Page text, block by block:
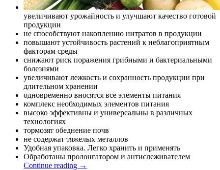
увеличивают урожайность и улучшают качество готовой
продукции
не способствуют накоплению нитратов в продукции
повышают устойчивость растений к неблагоприятным
факторам среды
снижают риск поражения грибными и бактериальными
болезнями
увеличивают лежкость и сохранность продукции при
длительном хранении
одновременно вносятся все элементы питания
комплекс необходимых элементов питания
высоко эффективны и универсальны в различных
технологиях
тормозят обеднение почв
не содержат тяжелых металлов
Удобная упаковка. Легко хранить и применять
Обработаны пролонгатором и антислеживателем
Continue reading →